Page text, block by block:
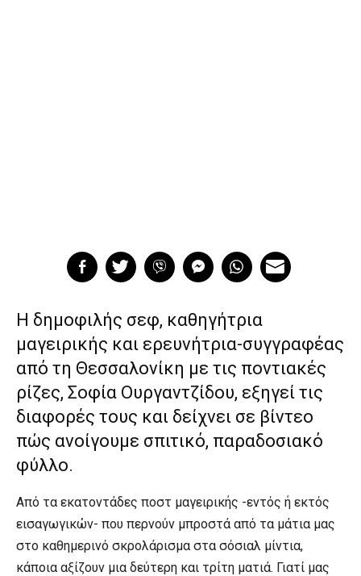
Η δημοφιλής σεφ, καθηγήτρια
μαγειρικής και ερευνήτρια-συγγραφέας
από τη Θεσσαλονίκη με τις ποντιακές
ρίζες, Σοφία Ουργαντζίδου, εξηγεί τις
διαφορές τους και δείχνει σε βίντεο
πώς ανοίγουμε σπιτικό, παραδοσιακό
φύλλο.
Από τα εκατοντάδες ποστ μαγειρικής -εντός ή εκτός
εισαγωγικών- που περνούν μπροστά από τα μάτια μας
στο καθημερινό σκρολάρισμα στα σόσιαλ μίντια,
κάποια αξίζουν μια δεύτερη και τρίτη ματιά. Γιατί μας